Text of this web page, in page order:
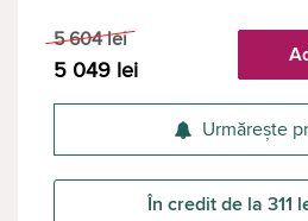
5 604 lei
5 049 lei
Urmărește
În credit de la 311